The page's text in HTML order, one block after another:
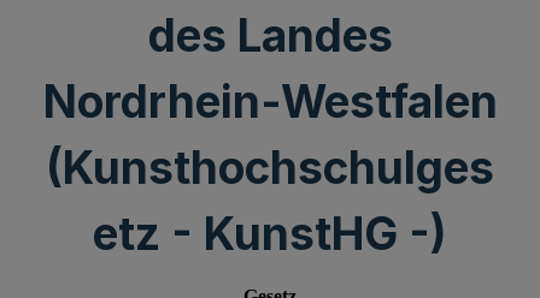
des Landes
Nordrhein-Westfalen
(Kunsthochschulges
etz - KunstHG -)